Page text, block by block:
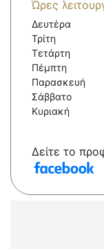
Ώρες
Δευτέρα
Τρίτη
Τετάρτη
Πέμπτη
Παρασκευή
Σάββατο
Κυριακή
Δείτε το